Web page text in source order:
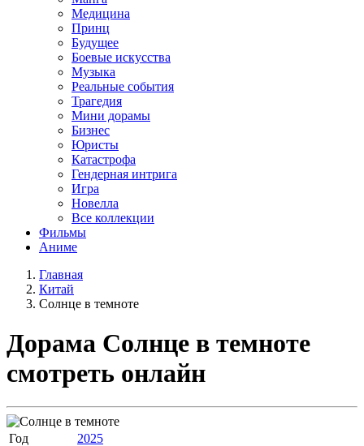
Медицина
Принц
Будущее
Боевые искусства
Музыка
Реальные события
Трагедия
Мини дорамы
Бизнес
Юристы
Катастрофа
Гендерная интрига
Игра
Новелла
Все коллекции
Фильмы
Аниме
Главная
Китай
Солнце в темноте
Дорама Солнце в темноте
смотреть онлайн
Год
2025